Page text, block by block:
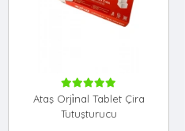
Ataş Orji̇nal Tablet Çira
Tutuşturucu